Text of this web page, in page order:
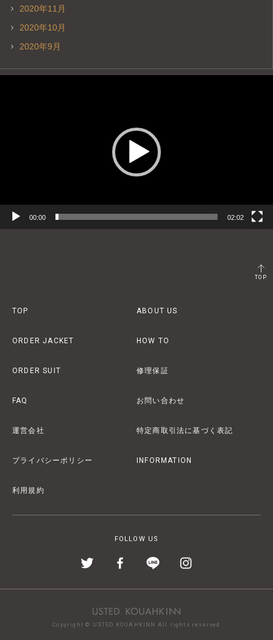
2020年11月
2020年10月
2020年9月
00:00 02:02
TOP
TOP ABOUT US
ORDER JACKET HOW TO
ORDER SUIT 修理保証
FAQ お問い合わせ
運営会社 特定商取引法に基づく表記
プライバシーポリシー INFORMATION
利用規約
FOLLOW US
Copyright © USTED KOUAHKINN All rights reserved